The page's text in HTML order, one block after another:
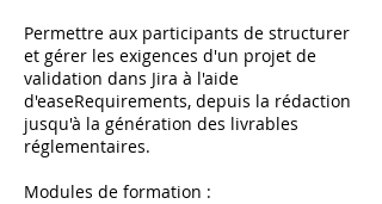
Permettre aux participants de structurer
et gérer les exigences d'un projet de
validation dans Jira à l'aide
d'easeRequirements, depuis la rédaction
jusqu'à la génération des livrables
réglementaires.
Modules de formation :